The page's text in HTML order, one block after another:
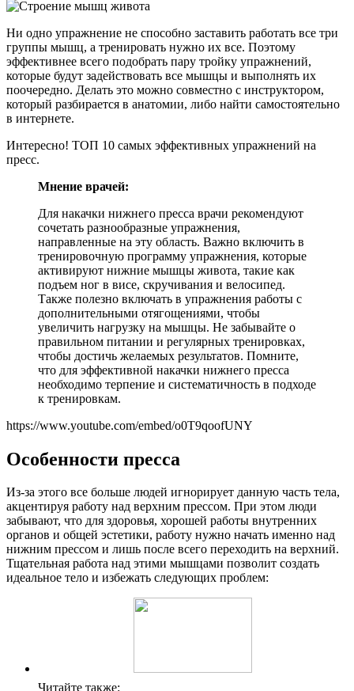
Ни одно упражнение не способно заставить работать все три
группы мышц, а тренировать нужно их все. Поэтому
эффективнее всего подобрать пару тройку упражнений,
которые будут задействовать все мышцы и выполнять их
поочередно. Делать это можно совместно с инструктором,
который разбирается в анатомии, либо найти самостоятельно
в интернете.
Интересно! ТОП 10 самых эффективных упражнений на
пресс.
Мнение врачей:
Для накачки нижнего пресса врачи рекомендуют
сочетать разнообразные упражнения,
направленные на эту область. Важно включить в
тренировочную программу упражнения, которые
активируют нижние мышцы живота, такие как
подъем ног в висе, скручивания и велосипед.
Также полезно включать в упражнения работы с
дополнительными отягощениями, чтобы
увеличить нагрузку на мышцы. Не забывайте о
правильном питании и регулярных тренировках,
чтобы достичь желаемых результатов. Помните,
что для эффективной накачки нижнего пресса
необходимо терпение и систематичность в подходе
к тренировкам.
https://www.youtube.com/embed/o0T9qoofUNY
Особенности пресса
Из-за этого все больше людей игнорирует данную часть тела,
акцентируя работу над верхним прессом. При этом люди
забывают, что для здоровья, хорошей работы внутренних
органов и общей эстетики, работу нужно начать именно над
нижним прессом и лишь после всего переходить на верхний.
Тщательная работа над этими мышцами позволит создать
идеальное тело и избежать следующих проблем:
Читайте также: